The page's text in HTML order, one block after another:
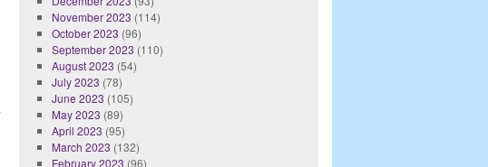
November 2023 (114)
October 2023 (96)
September 2023 (110)
August 2023 (54)
July 2023 (78)
June 2023 (105)
May 2023 (89)
April 2023 (95)
March 2023 (132)
February 2023 (96)